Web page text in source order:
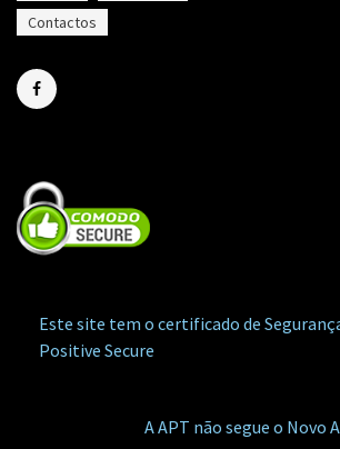
Contactos
Este site tem o certificado de Segurança
Positive Secure
A APT não segue o Novo